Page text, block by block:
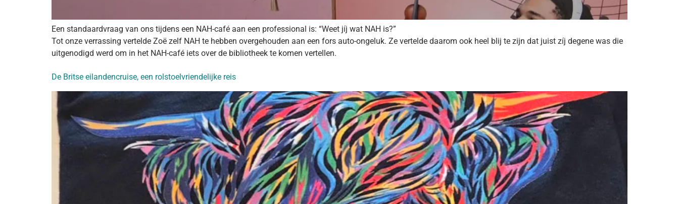
Een standaardvraag van ons tijdens een NAH-café aan een professional is: “Weet jíj wat NAH is?”
Tot onze verrassing vertelde Zoë zelf NAH te hebben overgehouden aan een fors auto-ongeluk. Ze vertelde daarom ook heel blij te zijn dat juist zíj degene was die
uitgenodigd werd om in het NAH-café iets over de bibliotheek te komen vertellen.
De Britse eilandencruise, een rolstoelvriendelijke reis